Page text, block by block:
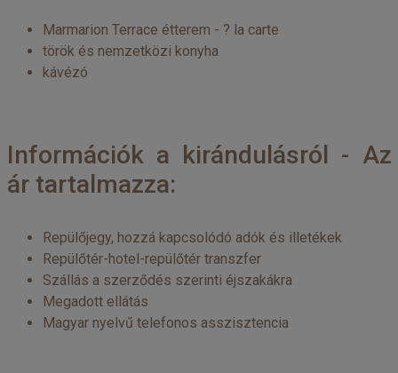
Marmarion Terrace étterem - ? la carte
török és nemzetközi konyha
kávézó
Információk a kirándulásról - Az
ár tartalmazza:
Repülőjegy, hozzá kapcsolódó adók és illetékek
Repülőtér-hotel-repülőtér transzfer
Szállás a szerződés szerinti éjszakákra
Megadott ellátás
Magyar nyelvű telefonos asszisztencia